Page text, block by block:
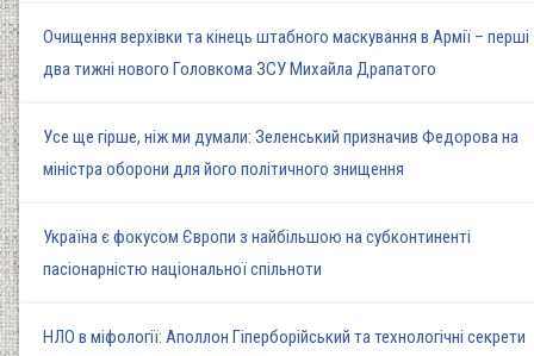
Очищення верхівки та кінець штабного маскування в Армії – перші
два тижні нового Головкома ЗСУ Михайла Драпатого
Усе ще гірше, ніж ми думали: Зеленський призначив Федорова на
міністра оборони для його політичного знищення
Україна є фокусом Європи з найбільшою на субконтиненті
пасіонарністю національної спільноти
НЛО в міфології: Аполлон Гіперборійський та технологічні секрети